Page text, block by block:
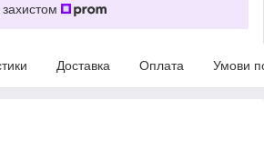
Доставка Оплата Умови